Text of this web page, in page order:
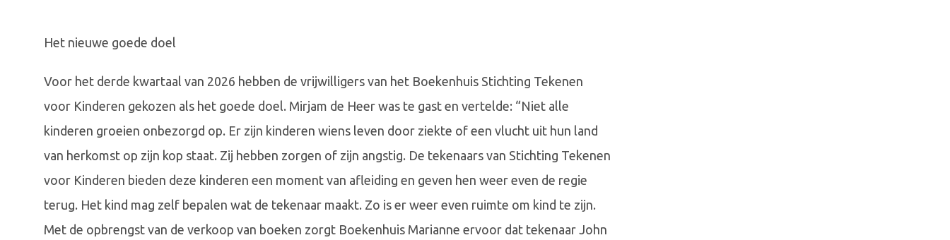
Het nieuwe goede doel
Voor het derde kwartaal van 2026 hebben de vrijwilligers van het Boekenhuis Stichting Tekenen
voor Kinderen gekozen als het goede doel. Mirjam de Heer was te gast en vertelde: “Niet alle
kinderen groeien onbezorgd op. Er zijn kinderen wiens leven door ziekte of een vlucht uit hun land
van herkomst op zijn kop staat. Zij hebben zorgen of zijn angstig. De tekenaars van Stichting Tekenen
voor Kinderen bieden deze kinderen een moment van afleiding en geven hen weer even de regie
terug. Het kind mag zelf bepalen wat de tekenaar maakt. Zo is er weer even ruimte om kind te zijn.
Met de opbrengst van de verkoop van boeken zorgt Boekenhuis Marianne ervoor dat tekenaar John